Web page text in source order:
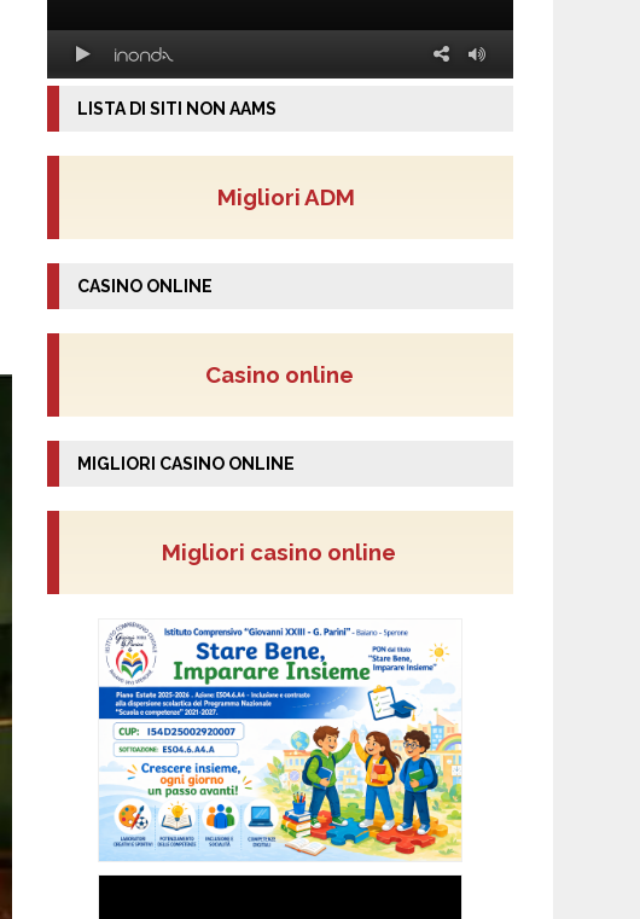
LISTA DI SITI NON AAMS
Migliori ADM
CASINO ONLINE
Casino online
MIGLIORI CASINO ONLINE
Migliori casino online